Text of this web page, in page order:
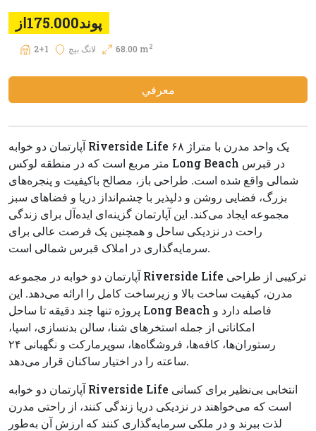
پوند175.000از
2+1 لانگ بیچ 68.00 m2
معرفي
آپارتمان دو خوابه Riverside Life یک واحد مدرن با متراژ ۶۸
متر مربع است که در منطقه لوکس Long Beach در قبرس
شمالی واقع شده است. طراحی باز، مصالح باکیفیت و پنجره‌های
بزرگ، فضایی روشن و دلپذیر با چشم‌انداز دریا و فضاهای سبز
مجموعه ایجاد می‌کند. این آپارتمان گزینه‌ای ایده‌آل برای زندگی
راحت در نزدیکی ساحل و همچنین یک فرصت عالی برای
سرمایه‌گذاری در املاک قبرس شمالی است.
آپارتمان دو خوابه در مجموعه Riverside Life ترکیبی از طراحی
مدرن، کیفیت ساخت بالا و زیرساخت کامل را ارائه می‌دهد. این
پروژه تنها چند دقیقه تا ساحل Long Beach فاصله دارد و
امکاناتی از جمله استخرهای شنا، سالن بدنسازی، اسپا،
رستوران‌ها، کافه‌ها، فروشگاه‌ها، سوپرمارکت و نگهبانی ۲۴
ساعته را در اختیار ساکنان قرار می‌دهد.
آپارتمان دو خوابه Riverside Life انتخابی بی‌نظیر برای کسانی
است که می‌خواهند در نزدیکی دریا زندگی کنند، از راحتی مدرن
لذت ببرند و در ملکی سرمایه‌گذاری کنند که ارزش آن به‌طور